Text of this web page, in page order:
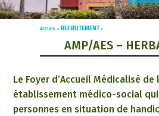
ACCUEIL > RECRUTEMENT>
AMP/AES –
Le Foyer d’Accueil Médicalisé de
établissement médico-social
personnes en situation de